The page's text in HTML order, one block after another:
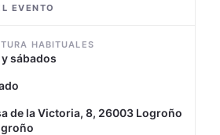
EVENTO
HABITUALES
sábados
de la Victoria, 8, 26003 Logroño